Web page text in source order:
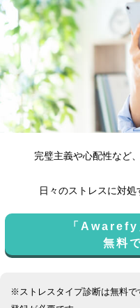
完璧主義や心配性など、
日々のストレスに対
「Awarefy
無料
※ストレスタイプ診断は無料で